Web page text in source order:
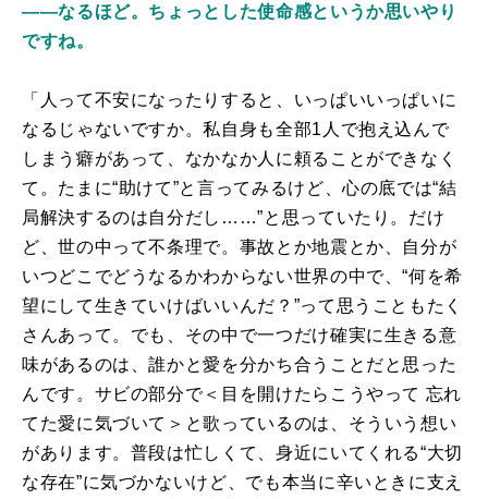
――なるほど。ちょっとした使命感というか思いやり
ですね。
「人って不安になったりすると、いっぱいいっぱいに
なるじゃないですか。私自身も全部1人で抱え込んで
しまう癖があって、なかなか人に頼ることができなく
て。たまに“助けて”と言ってみるけど、心の底では“結
局解決するのは自分だし……”と思っていたり。だけ
ど、世の中って不条理で。事故とか地震とか、自分が
いつどこでどうなるかわからない世界の中で、“何を希
望にして生きていけばいいんだ？”って思うこともたく
さんあって。でも、その中で一つだけ確実に生きる意
味があるのは、誰かと愛を分かち合うことだと思った
んです。サビの部分で＜目を開けたらこうやって 忘れ
てた愛に気づいて＞と歌っているのは、そういう想い
があります。普段は忙しくて、身近にいてくれる“大切
な存在”に気づかないけど、でも本当に辛いときに支え